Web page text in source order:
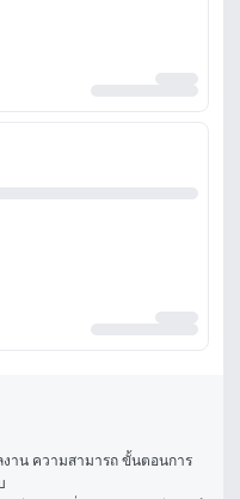
าน ความสามารถ ขั้นตอนการ